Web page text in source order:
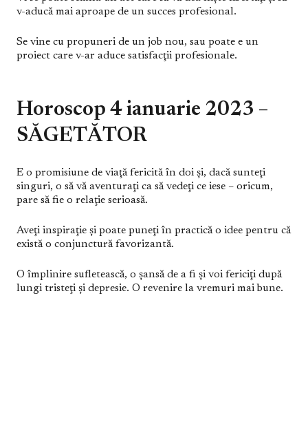
v-aducă mai aproape de un succes profesional.
Se vine cu propuneri de un job nou, sau poate e un
proiect care v-ar aduce satisfacţii profesionale.
Horoscop 4 ianuarie 2023 –
SĂGETĂTOR
E o promisiune de viaţă fericită în doi şi, dacă sunteţi
singuri, o să vă aventuraţi ca să vedeţi ce iese – oricum,
pare să fie o relaţie serioasă.
Aveţi inspiraţie şi poate puneţi în practică o idee pentru că
există o conjunctură favorizantă.
O împlinire sufletească, o şansă de a fi şi voi fericiţi după
lungi tristeţi şi depresie. O revenire la vremuri mai bune.